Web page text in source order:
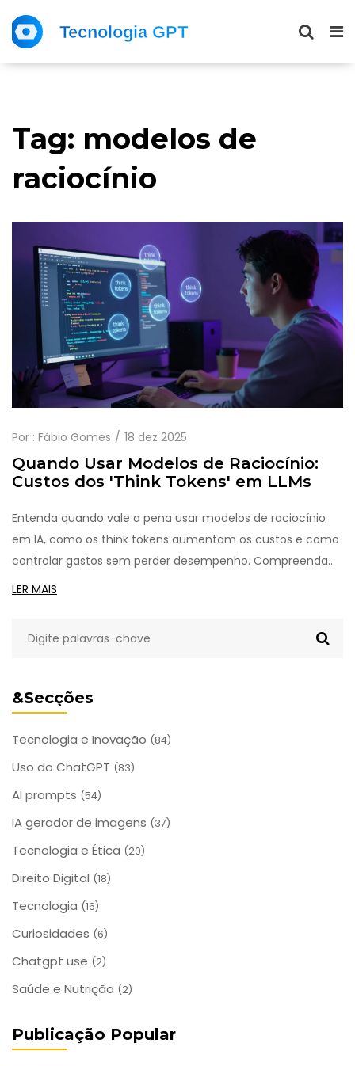
&Secções
Tecnologia e Inovação (84)
Uso do ChatGPT (83)
AI prompts (54)
IA gerador de imagens (37)
Tecnologia e Ética (20)
Direito Digital (18)
Tecnologia (16)
Curiosidades (6)
Chatgpt use (2)
Saúde e Nutrição (2)
Publicação Popular
Tag: modelos de
raciocínio
Por : Fábio Gomes 18 dez 2025
Quando Usar Modelos de Raciocínio:
Custos dos 'Think Tokens' em LLMs
Entenda quando vale a pena usar modelos de raciocínio
em IA, como os think tokens aumentam os custos e como
controlar gastos sem perder desempenho. Compreenda
os números reais de custo e desempenho em 2025.
LER MAIS